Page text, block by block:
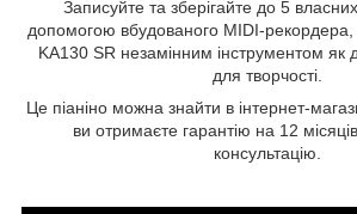
Записуйте та зберігайте до 5
допомогою вбудованого MIDI-
KA130 SR незамінним інструментом як
для творчості.
Це піаніно можна знайти в інтернет-
ви отримаєте гарантію на 12
консультацію.